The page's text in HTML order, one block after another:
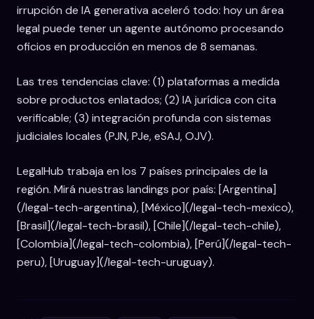
irrupción de IA generativa aceleró todo: hoy un área
legal puede tener un agente autónomo procesando
oficios en producción en menos de 8 semanas.
Las tres tendencias clave: (1) plataformas a medida
sobre productos enlatados; (2) IA jurídica con cita
verificable; (3) integración profunda con sistemas
judiciales locales (PJN, PJe, eSAJ, OJV).
LegalHub trabaja en los 7 países principales de la
región. Mirá nuestras landings por país: [Argentina]
(/legal-tech-argentina), [México](/legal-tech-mexico),
[Brasil](/legal-tech-brasil), [Chile](/legal-tech-chile),
[Colombia](/legal-tech-colombia), [Perú](/legal-tech-
peru), [Uruguay](/legal-tech-uruguay).